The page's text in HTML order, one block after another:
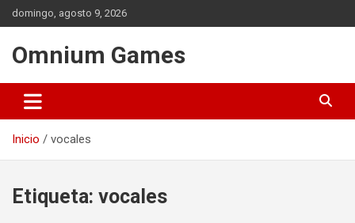
Saltar
al
domingo, agosto 9, 2026
Omnium Games
Inicio vocales
Etiqueta: vocales